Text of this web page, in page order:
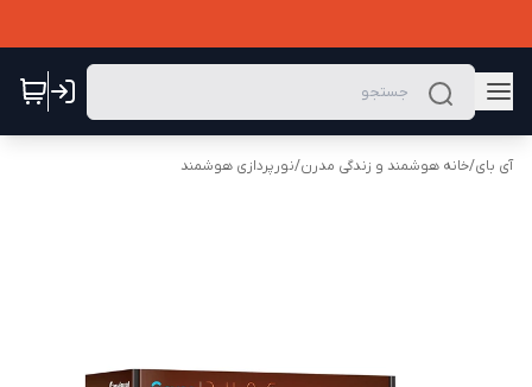
آی بای/خانه هوشمند و زندگی مدرن/نورپردازی هوشمند